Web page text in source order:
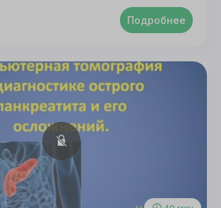
Подробнее